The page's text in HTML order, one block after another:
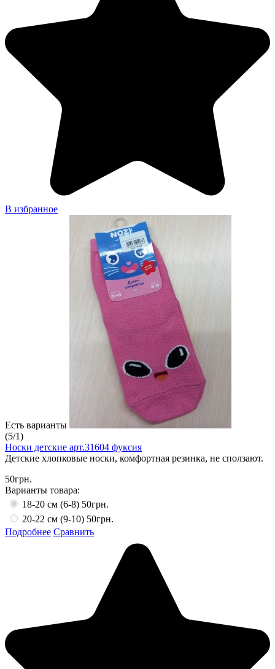
В избранное
Есть варианты
(5/1)
Носки детские арт.31604 фуксия
Детские хлопковые носки, комфортная резинка, не сползают.
50грн.
Варианты товара:
18-20 см (6-8) 50грн.
20-22 см (9-10) 50грн.
Подробнее Сравнить